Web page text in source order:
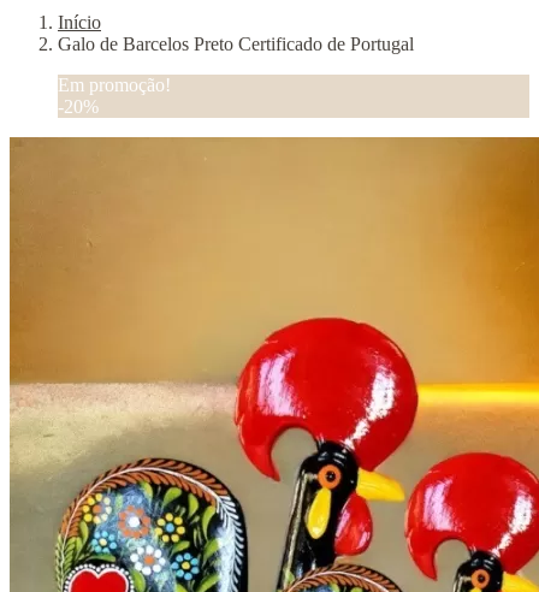
Início
Galo de Barcelos Preto Certificado de Portugal
Em promoção!
-20%